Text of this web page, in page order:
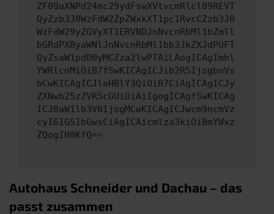
ZF09aXNPd24mc29ydFswXVtvcmRlcl09REVT
QyZzb3J0WzFdW2ZpZWxkXT1pc1RvcCZzb3J0
WzFdW29yZGVyXT1ERVNDJnNvcnRbMl1bZmll
bGRdPXByaWNlJnNvcnRbMl1bb3JkZXJdPUFT
QyZsaW1pdD0yMCZza2lwPTAiLAogICAgImhl
YWRlcnMiOiB7fSwKICAgICJib2R5IjogbnVs
bCwKICAgICJleHBlY3QiOiB7CiAgICAgICJy
ZXNwb25zZVR5cGUiOiAiIgogICAgfSwKICAg
ICJ0aW1lb3V0IjogMCwKICAgICJwcm9ncmVz
cyI6IG51bGwsCiAgICAicmlza3kiOiBmYWxz
ZQogIH0KfQ==
Autohaus Schneider und Dachau – das
passt zusammen